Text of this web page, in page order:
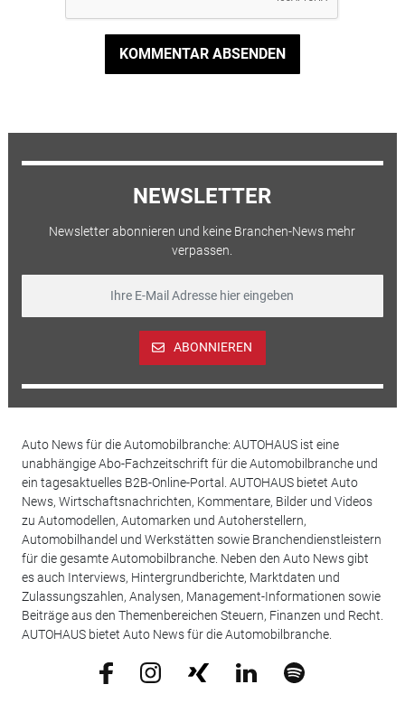
KOMMENTAR ABSENDEN
NEWSLETTER
Newsletter abonnieren und keine Branchen-News mehr
verpassen.
ABONNIEREN
Auto News für die Automobilbranche: AUTOHAUS ist eine
unabhängige Abo-Fachzeitschrift für die Automobilbranche und
ein tagesaktuelles B2B-Online-Portal. AUTOHAUS bietet Auto
News, Wirtschaftsnachrichten, Kommentare, Bilder und Videos
zu Automodellen, Automarken und Autoherstellern,
Automobilhandel und Werkstätten sowie Branchendienstleistern
für die gesamte Automobilbranche. Neben den Auto News gibt
es auch Interviews, Hintergrundberichte, Marktdaten und
Zulassungszahlen, Analysen, Management-Informationen sowie
Beiträge aus den Themenbereichen Steuern, Finanzen und Recht.
AUTOHAUS bietet Auto News für die Automobilbranche.